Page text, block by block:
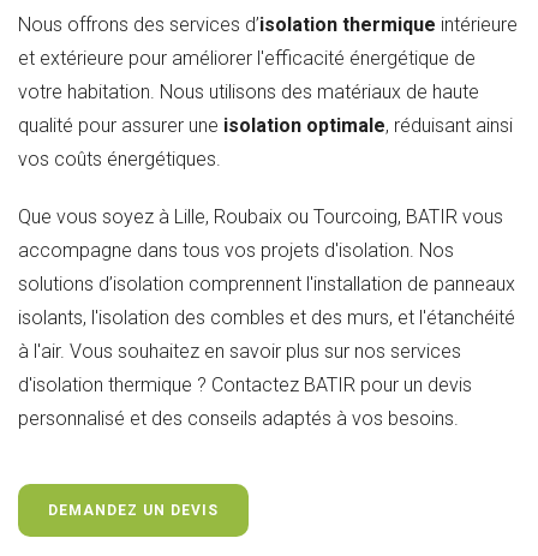
Nous offrons des services d’isolation thermique intérieure
et extérieure pour améliorer l'efficacité énergétique de
votre habitation. Nous utilisons des matériaux de haute
qualité pour assurer une isolation optimale, réduisant ainsi
vos coûts énergétiques.
Que vous soyez à Lille, Roubaix ou Tourcoing, BATIR vous
accompagne dans tous vos projets d'isolation. Nos
solutions d’isolation comprennent l'installation de panneaux
isolants, l'isolation des combles et des murs, et l'étanchéité
à l'air. Vous souhaitez en savoir plus sur nos services
d'isolation thermique ? Contactez BATIR pour un devis
personnalisé et des conseils adaptés à vos besoins.
DEMANDEZ UN DEVIS